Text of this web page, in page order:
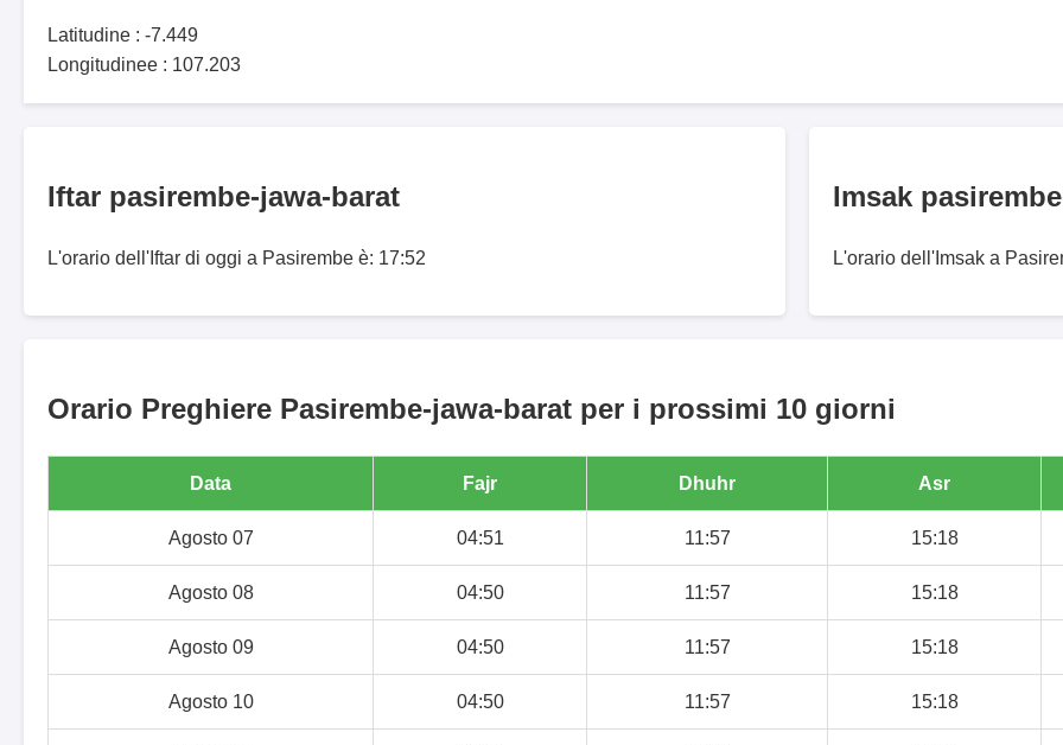
Latitudine : -7.449
Longitudinee : 107.203
Iftar pasirembe-jawa-barat
L'orario dell'Iftar di oggi a Pasirembe è: 17:52
Imsak
L'orario dell'Imsak a
Orario Preghiere Pasirembe-jawa-barat per i prossimi 10 giorni
Data Fajr Dhuhr Asr
Agosto 07 04:51 11:57 15:18
Agosto 08 04:50 11:57 15:18
Agosto 09 04:50 11:57 15:18
Agosto 10 04:50 11:57 15:18